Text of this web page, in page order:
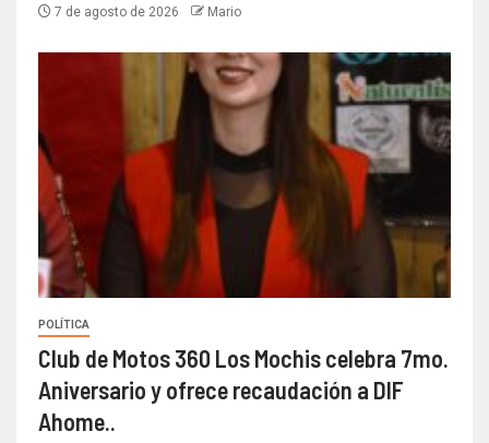
7 de agosto de 2026 Mario
POLÍTICA
Club de Motos 360 Los Mochis celebra 7mo.
Aniversario y ofrece recaudación a DIF
Ahome..